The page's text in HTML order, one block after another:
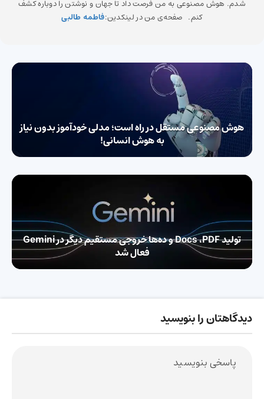
شدم. هوش مصنوعی به من فرصت داد تا جهان و نوشتن را دوباره کشف
کنم. صفحه‌ی من در لینکدین:فاطمه طالبی
هوش مصنوعی مستقل در راه است؛ مدلی خودآموز بدون نیاز
به هوش انسانی!
تولید Docs ،PDF و ده‌ها خروجی مستقیم دیگر در Gemini
فعال شد
دیدگاهتان را بنویسید